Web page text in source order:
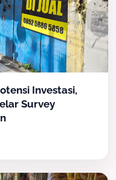
Investasi,
Survey